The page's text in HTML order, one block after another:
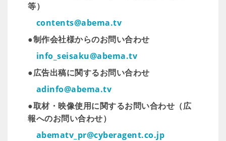
等）
contents@abema.tv
●制作会社様からのお問い合わせ
info_seisaku@abema.tv
●広告出稿に関するお問い合わせ
adinfo@abema.tv
●取材・映像使用に関するお問い合わせ（広
報へのお問い合わせ）
abematv_pr@cyberagent.co.jp